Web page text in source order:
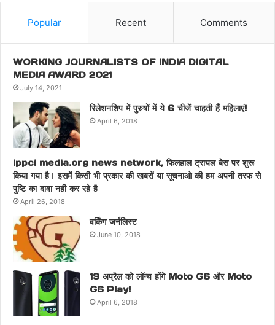
Popular Recent Comments
WORKING JOURNALISTS OF INDIA DIGITAL
MEDIA AWARD 2021
July 14, 2021
रिलेशनशिप में पुरुषों में ये 6 चीजें चाहती हैं महिलाएं!
April 6, 2018
ippci media.org news network, फिलहाल ट्रायल बेस पर शुरू
किया गया है। इसमें किसी भी प्रकार की खबरों या सूचनाओ की हम अपनी तरफ से
पुष्टि का दावा नही कर रहे है
April 26, 2018
वर्किंग जर्नलिस्ट
June 10, 2018
19 अप्रैल को लॉन्च होंगे Moto G6 और Moto
G6 Play!
April 6, 2018